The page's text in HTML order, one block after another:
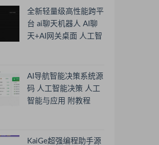
全新轻量级高性能跨平
台 ai聊天机器人 AI聊
天+AI网关桌面 人工智
AI导航智能决策系统源
码 人工智能决策 人工
智能与应用 附教程
KaiGe超强编程助手源